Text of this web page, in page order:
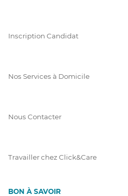
Inscription Candidat
Nos Services à Domicile
Nous Contacter
Travailler chez Click&Care
BON À SAVOIR